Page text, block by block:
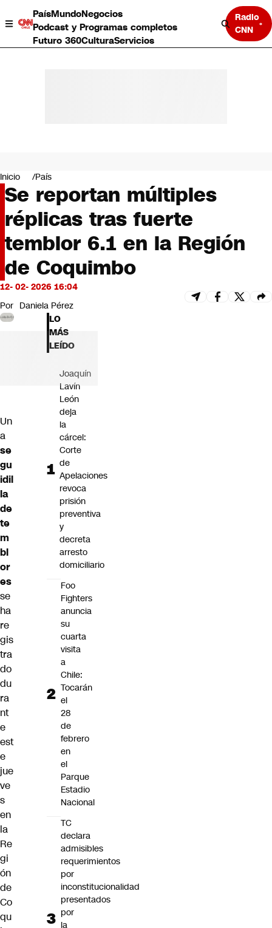
PaísMundoNegocios
Podcast y Programas completos
Futuro 360CulturaServicios
Radio
CNN
Negocios
Deportes
Programas completos
Cultura
Servicios
Bits
CNN tiempo
Futuro 360
Inicio País
Se reportan múltiples
réplicas tras fuerte
temblor 6.1 en la Región
de Coquimbo
12- 02- 2026 16:04
Por Daniela Pérez
Un
a
se
gu
idil
la
de
te
m
bl
or
es
se
ha
re
gis
tra
do
du
ra
nt
e
est
e
jue
ve
s
en
la
Re
gi
ón
de
Co
qu
LO
MÁS
LEÍDO
Joaquín
Lavín
León
deja
la
cárcel:
Corte
de
Apelaciones
revoca
prisión
preventiva
y
decreta
arresto
domiciliario
Foo
Fighters
anuncia
su
cuarta
visita
a
Chile:
Tocarán
el
28
de
febrero
en
el
Parque
Estadio
Nacional
TC
declara
admisibles
requerimientos
por
inconstitucionalidad
presentados
por
la